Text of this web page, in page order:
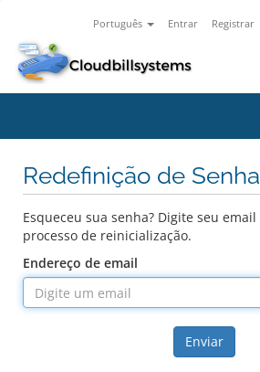
Português Entrar Registrar
Redefinição de Senha
Esqueceu sua senha? Digite seu
processo de reinicialização.
Endereço de email
Enviar